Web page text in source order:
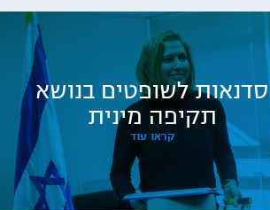
סדנאות לשופטים בנושא
תקיפה מינית
קראו עוד